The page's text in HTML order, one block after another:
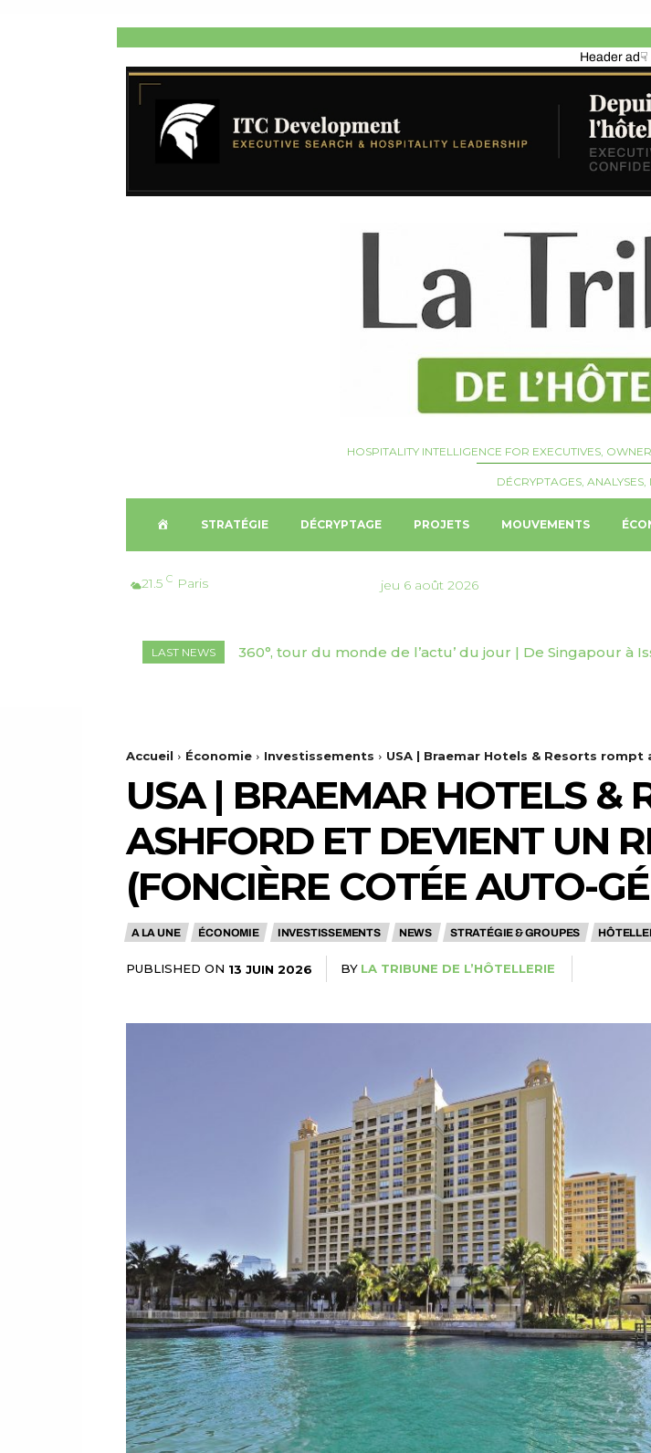
Header ad☟
HOSPITALITY INTELLIGENCE FOR EXECUTIVES,
DÉCRYPTAGES,
U
L
STRATÉGIE DÉCRYPTAGE PROJETS MOUVEMENTS
21.5 C Paris jeu 6 août 2026
LAST NEWS
Croisière, Monaco | Crystal confirme la construction d’un
Accueil Économie Investissements USA | Braemar Hotels & Resorts
USA | BRAEMAR HOTELS &
ASHFORD ET DEVIENT UN
(FONCIÈRE COTÉE AUTO-
A LA UNE ÉCONOMIE INVESTISSEMENTS NEWS STRATÉGIE & GROUPES
PUBLISHED ON 13 JUIN 2026 BY LA TRIBUNE DE L’HÔTELLERIE